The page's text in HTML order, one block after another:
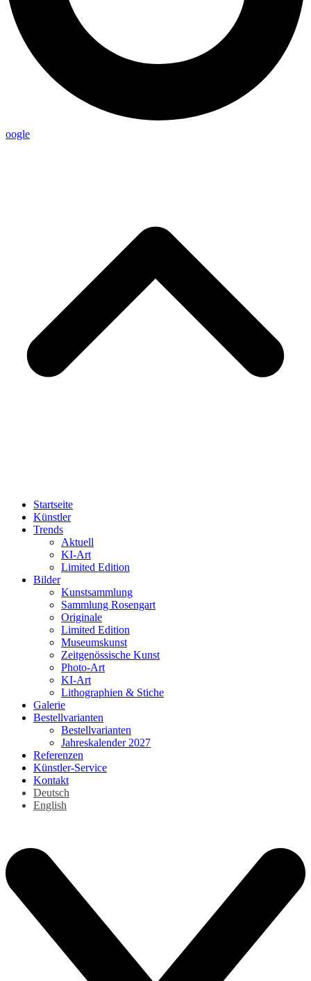
oogle
Startseite
Künstler
Trends
Aktuell
KI-Art
Limited Edition
Bilder
Kunstsammlung
Sammlung Rosengart
Originale
Limited Edition
Museumskunst
Zeitgenössische Kunst
Photo-Art
KI-Art
Lithographien & Stiche
Galerie
Bestellvarianten
Bestellvarianten
Jahreskalender 2027
Referenzen
Künstler-Service
Kontakt
Deutsch
English